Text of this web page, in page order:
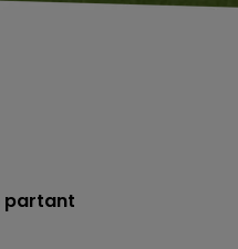
partant